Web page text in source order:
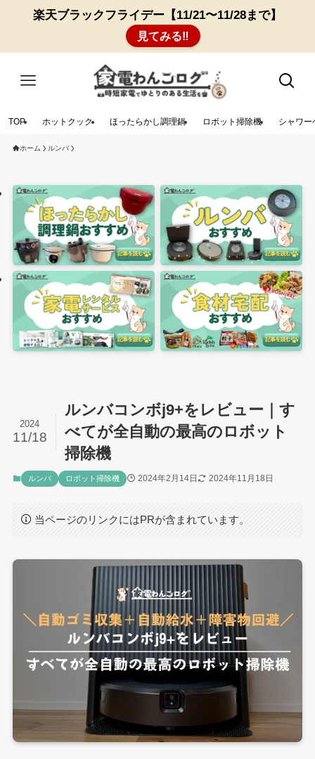
楽天ブラックフライデー【11/21〜11/28まで】
見てみる‼︎
TOP ホットクック ほったらかし調理鍋 ロボット掃除機 シャワー
ホーム ルンバ
ルンバコンボj9+をレビュー｜す
べてが全自動の最高のロボット
掃除機
2024
11/18
ルンバ ロボット掃除機 2024年2月14日 2024年11月18日
当ページのリンクにはPRが含まれています。